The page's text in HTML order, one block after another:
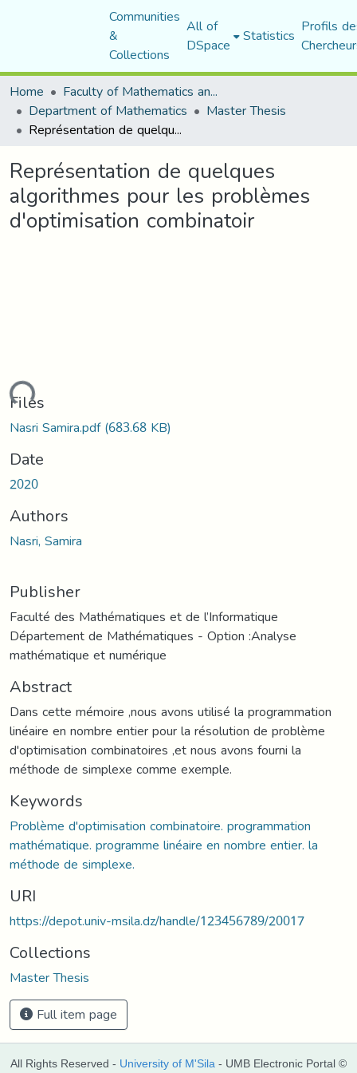
Communities
&
Collections
All of
DSpace Statistics Profils
Home
Faculty of Mathematics and Computer Science
Department of Mathematics Master Thesis
Représentation de quelques algorithmes pour les problèmes d'optimisation combinatoir
Représentation de quelques
algorithmes pour les problèmes
d'optimisation combinatoir
Files
Nasri Samira.pdf(683.68 KB)
Date
2020
Authors
Nasri, Samira
Publisher
Faculté des Mathématiques et de l’Informatique
Département de Mathématiques - Option :Analyse
mathématique et numérique
Abstract
Dans cette mémoire ,nous avons utilisé la programmation
linéaire en nombre entier pour la résolution de problème
d'optimisation combinatoires ,et nous avons fourni la
méthode de simplexe comme exemple.
Keywords
Problème d'optimisation combinatoire. programmation
mathématique. programme linéaire en nombre entier. la
méthode de simplexe.
URI
https://depot.univ-msila.dz/handle/123456789/20017
Collections
Master Thesis
Full item page
All Rights Reserved - University of M'Sila - UMB Electronic Portal ©